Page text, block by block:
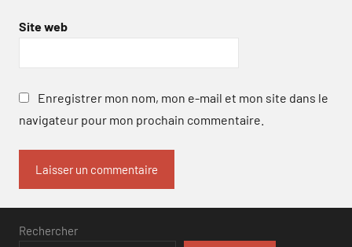
Site web
Enregistrer mon nom, mon e-mail et mon site dans le
navigateur pour mon prochain commentaire.
Rechercher